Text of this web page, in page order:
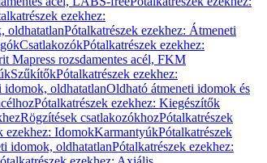
ezekhez:
oldhatatlanPótalkatrészek ezekhez: Átmeneti
CsatlakozókPótalkatrészek ezekhez:
Mapress rozsdamentes acél, FKM
SzűkítőkPótalkatrészek ezekhez:
idomok, oldhatatlanOldható átmeneti idomok és
Pótalkatrészek ezekhez: Kiegészítők
Rögzítések csatlakozókhozPótalkatrészek
ezekhez: IdomokKarmantyúkPótalkatrészek
idomok, oldhatatlanPótalkatrészek ezekhez: